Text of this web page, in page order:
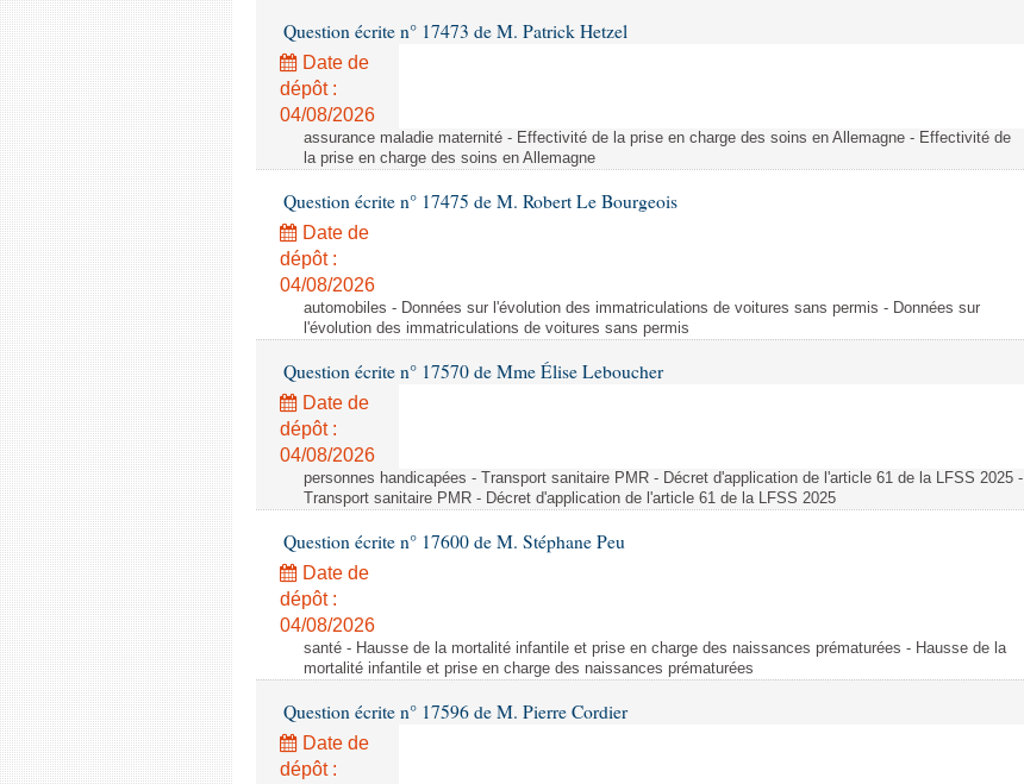
Question écrite n° 17473 de M. Patrick Hetzel
Date de
dépôt :
04/08/2026
assurance maladie maternité - Effectivité de la prise en charge des soins en Allemagne - Effectivité de
la prise en charge des soins en Allemagne
Question écrite n° 17475 de M. Robert Le Bourgeois
Date de
dépôt :
04/08/2026
automobiles - Données sur l'évolution des immatriculations de voitures sans permis - Données sur
l'évolution des immatriculations de voitures sans permis
Question écrite n° 17570 de Mme Élise Leboucher
Date de
dépôt :
04/08/2026
personnes handicapées - Transport sanitaire PMR - Décret d'application de l'article 61 de la LFSS 2025 -
Transport sanitaire PMR - Décret d'application de l'article 61 de la LFSS 2025
Question écrite n° 17600 de M. Stéphane Peu
Date de
dépôt :
04/08/2026
santé - Hausse de la mortalité infantile et prise en charge des naissances prématurées - Hausse de la
mortalité infantile et prise en charge des naissances prématurées
Question écrite n° 17596 de M. Pierre Cordier
Date de
dépôt :